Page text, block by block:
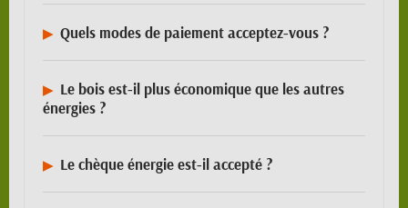
Quels modes de paiement acceptez-vous ?
Le bois est-il plus économique que les autres
énergies ?
Le chèque énergie est-il accepté ?